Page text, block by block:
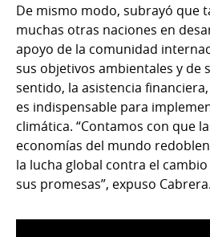
De mismo modo, subrayó que
muchas otras naciones en
apoyo de la comunidad
sus objetivos ambientales y de
sentido, la asistencia
es indispensable para
climática. “Contamos con que
economías del mundo
la lucha global contra el
sus promesas”, expuso Cabrera.